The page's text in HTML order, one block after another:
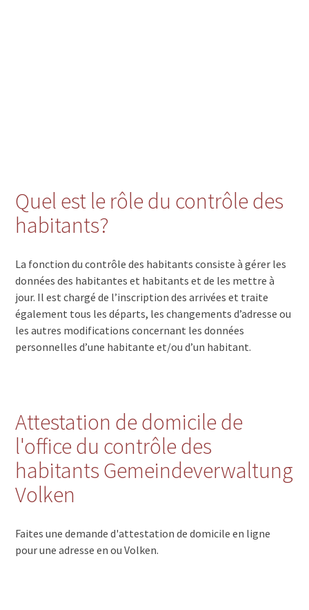
Quel est le rôle du contrôle des
habitants?
La fonction du contrôle des habitants consiste à gérer les
données des habitantes et habitants et de les mettre à
jour. Il est chargé de l’inscription des arrivées et traite
également tous les départs, les changements d’adresse ou
les autres modifications concernant les données
personnelles d’une habitante et/ou d’un habitant.
Attestation de domicile de
l'office du contrôle des
habitants Gemeindeverwaltung
Volken
Faites une demande d'attestation de domicile en ligne
pour une adresse en ou Volken.